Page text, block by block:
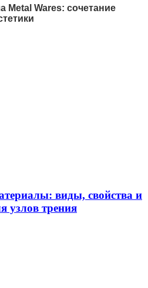
Metal Wares: сочетание
виды, свойства и
узлов трения